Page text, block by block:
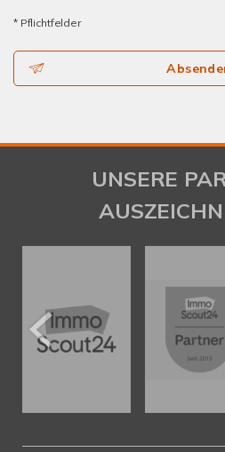
* Pflichtfelder
UNSERE